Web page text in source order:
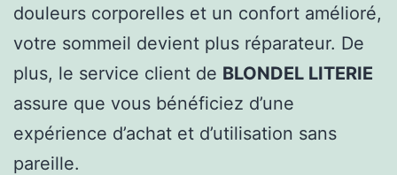
douleurs corporelles et un confort amélioré,
votre sommeil devient plus réparateur. De
plus, le service client de BLONDEL LITERIE
assure que vous bénéficiez d’une
expérience d’achat et d’utilisation sans
pareille.